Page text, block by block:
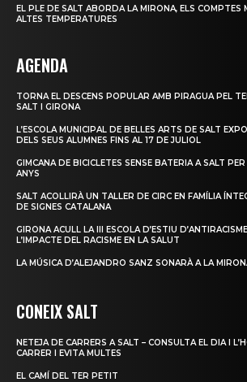
EL PLE DE SALT ABORDA LA MIRONA, ELS COMPTES
ALTES TEMPERATURES
AGENDA
TORNA EL DESCENS POPULAR AMB PIRAGUA PEL
SALT I GIRONA
L’ESCOLA MUNICIPAL DE BELLES ARTS DE SALT
DELS SEUS ALUMNES FINS AL 17 DE JULIOL
GIMCANA DE BICICLETES SENSE BATERIA A SALT
ANYS
SALT ACOLLIRÀ UN TALLER DE CIRC EN FAMÍLIA
DE SIGNES CATALANA
GIRONA ACULL LA III ESCOLA D’ESTIU
L’IMPACTE DEL RACISME EN LA SALUT
LA MÚSICA D’ALEJANDRO SANZ SONARÀ A LA
CONEIX SALT
NETEJA DE CARRERS A SALT – CONSULTA EL DIA I
CARRER I EVITA MULTES
EL CAMÍ DEL TER PETIT